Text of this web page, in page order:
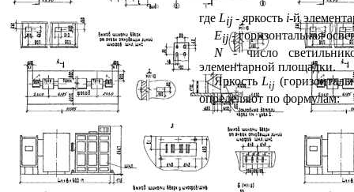
где Lij - яркость i-й
Еij - горизонтальная
N- число
элементарной площадки.
Яркость Lij
определяют по формулам: